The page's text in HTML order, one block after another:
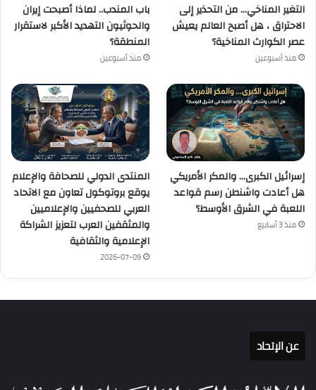
التغير المناخي… من التحذير إلى
الاحتراق ، هل أصبح العالم يعيش
عصر الكوارث المناخية؟
منذ أسبوعين
باب المندب.. لماذا أصبحت إيران
والحوثيون التهديد الأكبر لاستقرار
المنطقة؟
منذ أسبوعين
إسرائيل الكبرى… والمكر الأمريكي
هل أعادت واشنطن رسم قواعد
اللعبة في الشرق الأوسط؟
منذ 3 أسابيع
المنتدى الدولي للصحافة والإعلام
يوقع بروتوكول تعاون مع الاتحاد
العربي للصحفيين والإعلاميين
والمثقفين العرب لتعزيز الشراكة
الإعلامية والثقافية
2026-07-09
عن الإتحاد